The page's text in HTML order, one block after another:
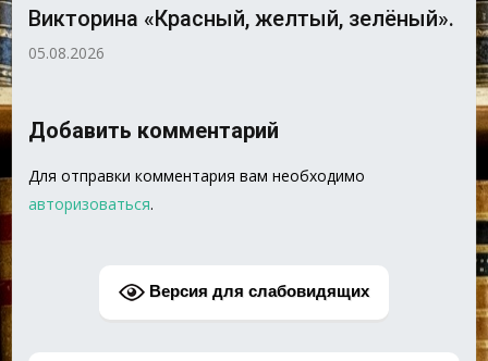
Викторина «Красный, желтый, зелёный».
05.08.2026
Добавить комментарий
Для отправки комментария вам необходимо
авторизоваться.
Версия для слабовидящих